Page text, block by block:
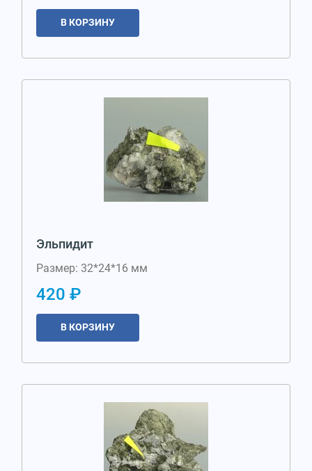
В КОРЗИНУ
Эльпидит
Размер: 32*24*16 мм
420 ₽
В КОРЗИНУ